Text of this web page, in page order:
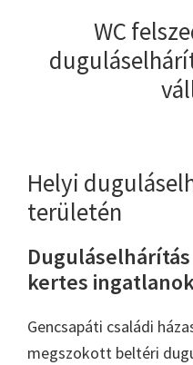
WC
Helyi
területén
kertes
Gencsapáti családi
megszokott beltéri